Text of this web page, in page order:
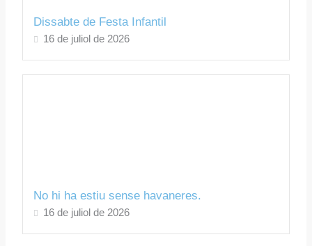
Dissabte de Festa Infantil
16 de juliol de 2026
No hi ha estiu sense havaneres.
16 de juliol de 2026